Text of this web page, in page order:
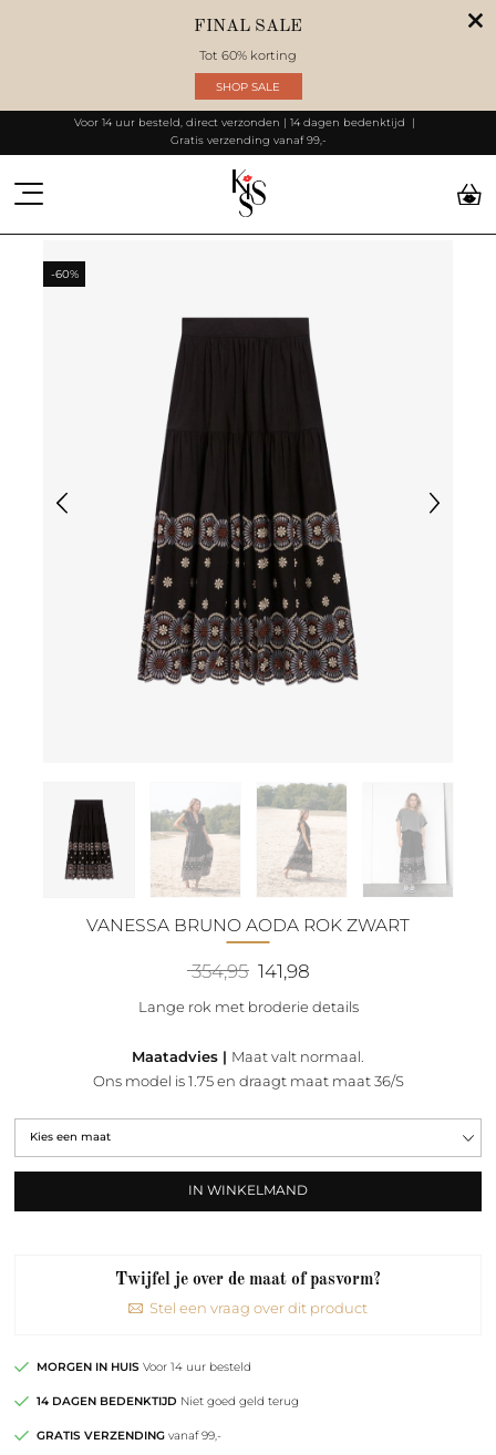
FINAL SALE
Tot 60% korting
SHOP SALE
Voor 14 uur besteld, direct verzonden | 14 dagen bedenktijd
Gratis verzending vanaf 99,-
-60%
VANESSA BRUNO AODA ROK ZWART
354,95 Oorspronkelijke
prijs
was:
141,98Huidige
is:
Lange rok met broderie details
Maatadvies | Maat valt normaal.
Ons model is 1.75 en draagt maat maat 36/S
IN WINKELMAND
Twijfel je over de maat of pasvorm?
Stel een vraag over dit product
MORGEN IN HUIS Voor 14 uur besteld
14 DAGEN BEDENKTIJD Niet goed geld terug
GRATIS VERZENDINGvanaf 99,-